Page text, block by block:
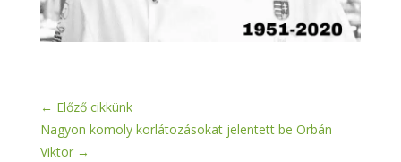
← Előző cikkünk
Nagyon komoly korlátozásokat jelentett be Orbán
Viktor→